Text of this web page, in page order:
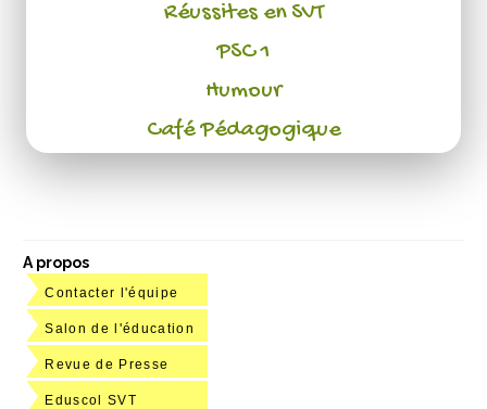
Réussites en SVT
PSC 1
Humour
Café Pédagogique
A propos
Contacter l'équipe
Salon de l'éducation
Revue de Presse
Eduscol SVT